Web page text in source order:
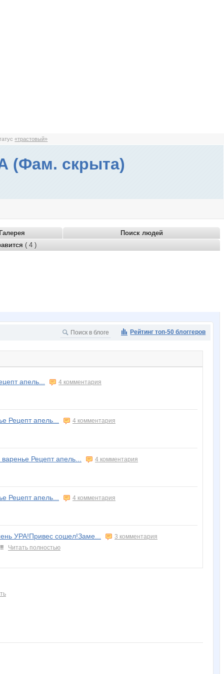
«трастовый»
(Фам. скрыта)
Галерея
Поиск людей
( 4 )
Рейтинг топ-50 блоггеров
апель...
4 комментария
Рецепт апель...
4 комментария
Рецепт апель...
4 комментария
Рецепт апель...
4 комментария
УРА!Привес сошел!Заме...
3 комментария
Читать полностью